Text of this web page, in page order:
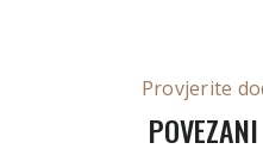
Provjerite